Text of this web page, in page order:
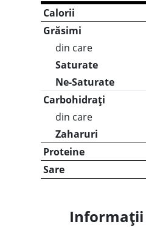
Calorii
Grăsimi
din care
Saturate
Ne-Saturate
Carbohidrați
din care
Zaharuri
Proteine
Sare